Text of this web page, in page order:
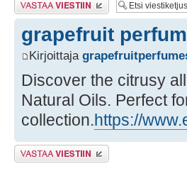
grapefruit
Kirjoittaja
Discover the citrusy
Natural Oils. Perfect
collection.https://
Lähetä vastaus